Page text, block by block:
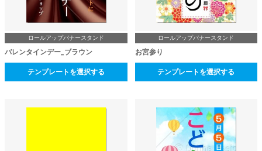
ロールアップバナースタンド
バレンタインデー_ブラウン
テンプレートを選択する
ロールアップバナースタンド
お宮参り
テンプレートを選択する